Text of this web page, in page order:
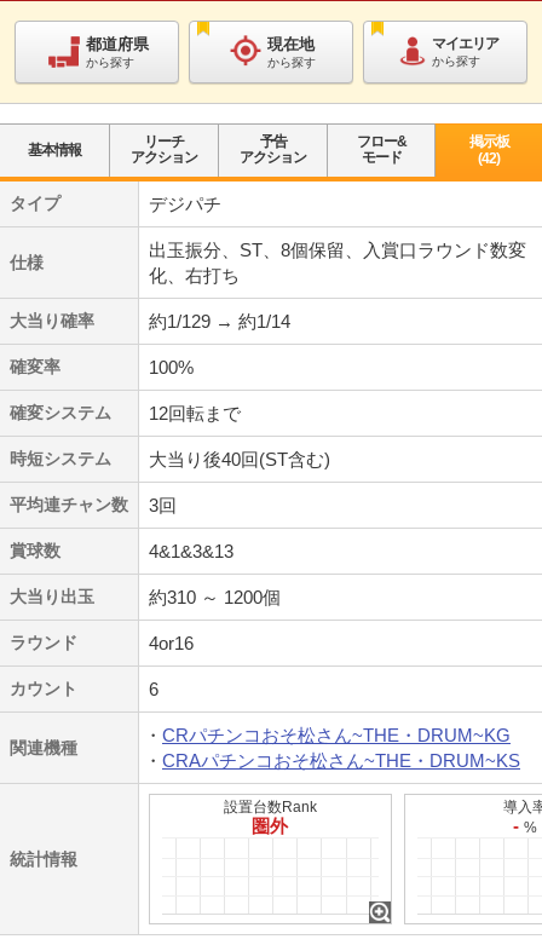
都道府県
から探す
現在地
から探す
マイエリア
から探す
基本情報
リーチ
アクション
予告
アクション
フロー&
モード
掲示板
(42)
タイプ デジパチ
仕様
出玉振分、ST、8個保留、入賞口ラウンド数変
化、右打ち
大当り確率 約1/129 → 約1/14
確変率 100%
確変システム 12回転まで
時短システム 大当り後40回(ST含む)
平均連チャン数 3回
賞球数 4&1&3&13
大当り出玉 約310 ～ 1200個
ラウンド 4or16
カウント 6
関連機種
CRパチンコおそ松さん~THE・DRUM~KG
CRAパチンコおそ松さん~THE・DRUM~KS
統計情報
設置台数Rank
圏外
導入
-%